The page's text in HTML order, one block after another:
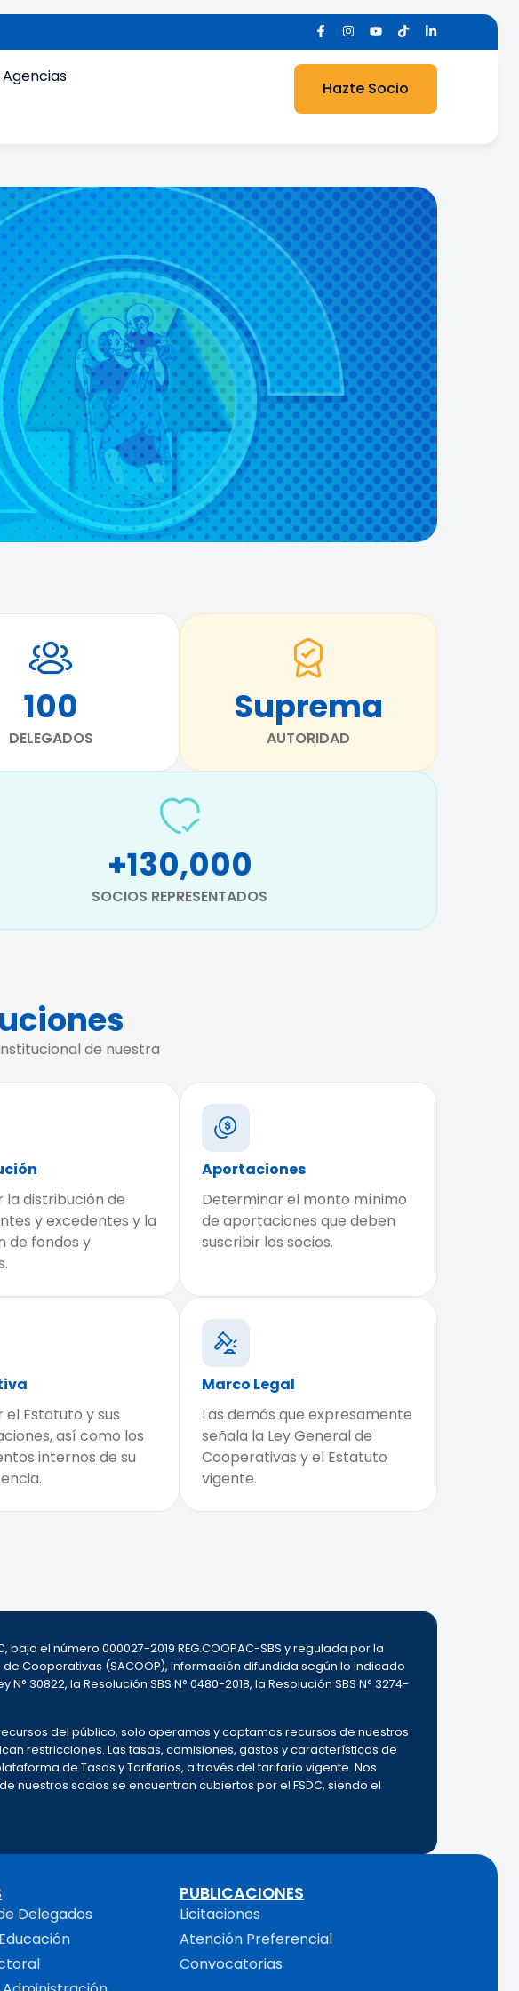
Agencias
Hazte Socio
100
DELEGADOS
Suprema
AUTORIDAD
+130,000
SOCIOS REPRESENTADOS
de nuestra
la distribución de
y excedentes y la
de fondos y
Aportaciones
Determinar el monto mínimo
de aportaciones que deben
suscribir los socios.
Estatuto y sus
así como los
internos de su
Marco Legal
Las demás que expresamente
señala la Ley General de
Cooperativas y el Estatuto
vigente.
el número 000027-2019 REG.COOPAC-SBS y regulada por la
Cooperativas (SACOOP), información difundida según lo indicado
30822, la Resolución SBS N° 0480-2018, la Resolución SBS N° 3274-
del público, solo operamos y captamos recursos de nuestros
restricciones. Las tasas, comisiones, gastos y características de
de Tasas y Tarifarios, a través del tarifario vigente. Nos
nuestros socios se encuentran cubiertos por el FSDC, siendo el
Delegados
PUBLICACIONES
Licitaciones
Atención Preferencial
Convocatorias